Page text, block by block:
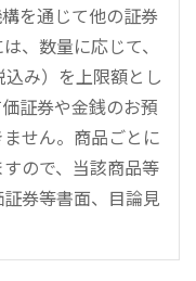
を通じて他の証券
、数量に応じて、
み）を上限額とし
証券や金銭のお預
せん。商品ごとに
ので、当該商品等
券等書面、目論見